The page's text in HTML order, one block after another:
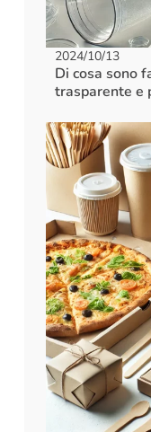
2024/10/13
Di cosa sono
trasparente e